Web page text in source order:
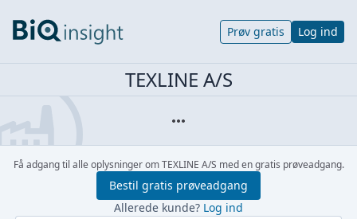
Prøv gratis Log ind
TEXLINE A/S
Få adgang til alle oplysninger om TEXLINE A/S med en gratis prøveadgang.
Bestil gratis prøveadgang
Allerede kunde? Log ind